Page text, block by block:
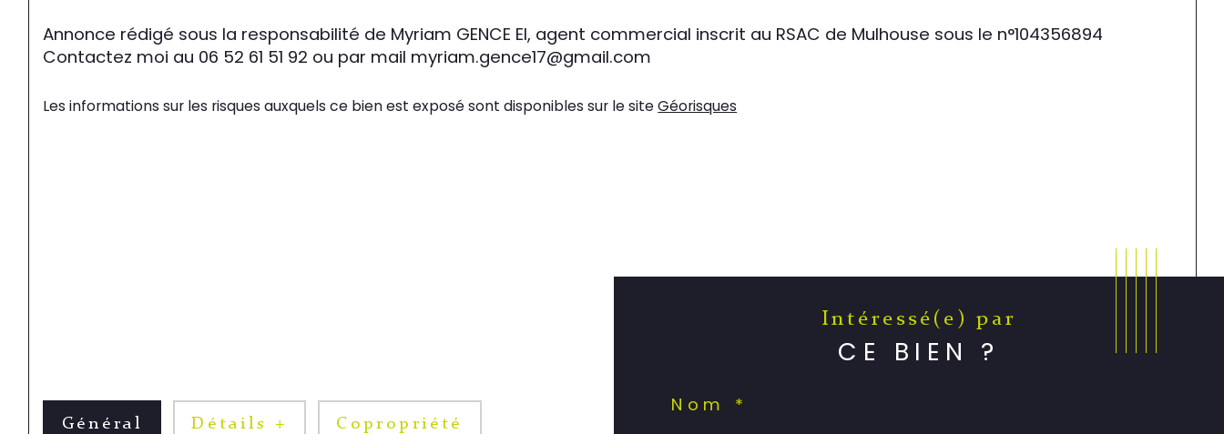
Annonce rédigé sous la responsabilité de Myriam GENCE EI, agent commercial inscrit au RSAC de Mulhouse sous le n°104356894
Contactez moi au 06 52 61 51 92 ou par mail myriam.gence17@gmail.com
Les informations sur les risques auxquels ce bien est exposé sont disponibles sur le site Géorisques
Général Détails + Copropriété
Intéressé(e) par
CE BIEN ?
Nom *